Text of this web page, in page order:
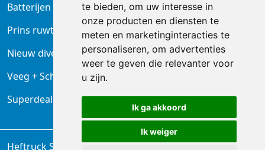
te bieden, om uw interesse in
onze producten en diensten te
meten en marketinginteracties te
personaliseren, om advertenties
weer te geven die relevanter voor
u zijn.
Ik ga akkoord
Ik weiger
Batterijen en laders
Prins ruwterrein heftruck
Nieuw diversen
Veeg + Schrobmachine
Superdeals Reinigingsmachines
Heftruck Service B.V. Waddinxveen ©